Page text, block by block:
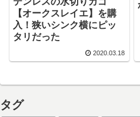
【オークスレイエ】を購
入！狭いシンク横にピッ
タリだった
2020.03.18
タグ